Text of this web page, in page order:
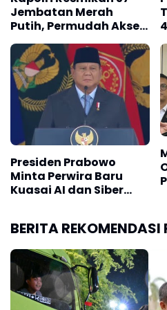
"Tentunya saran kita
Jembatan Merah
Putih, Permudah Akses
Warga
Presiden Prabowo
Minta Perwira Baru
Kuasai AI dan Siber
BERITA REKOMENDASI